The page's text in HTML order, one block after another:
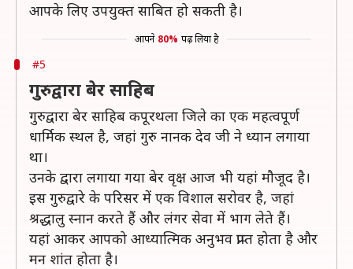
आपके लिए उपयुक्त साबित हो सकती है।
आपने 80% पढ़ लिया है
#5
गुरुद्वारा बेर साहिब
गुरुद्वारा बेर साहिब कपूरथला जिले का एक महत्वपूर्ण
धार्मिक स्थल है, जहां गुरु नानक देव जी ने ध्यान लगाया
था।
उनके द्वारा लगाया गया बेर वृक्ष आज भी यहां मौजूद है।
इस गुरुद्वारे के परिसर में एक विशाल सरोवर है, जहां
श्रद्धालु स्नान करते हैं और लंगर सेवा में भाग लेते हैं।
यहां आकर आपको आध्यात्मिक अनुभव प्राप्त होता है और
मन शांत होता है।